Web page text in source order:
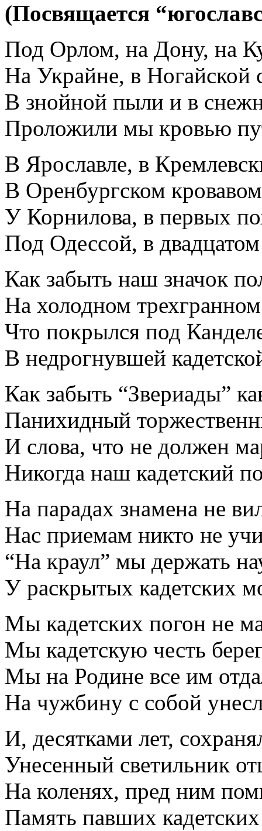
(Посвящается
Под Орлом, на Дону, на
На Украйне, в Ногайской
В знойной пыли и в
Проложили мы кровью
В Ярославле, в
В Оренбургском
У Корнилова, в первых
Под Одессой, в двадцатом
Как забыть наш значок
На холодном
Что покрылся под
В недрогнувшей
Как забыть “Звериады”
Панихидный
И слова, что не должен
Никогда наш кадетский
На парадах знамена не
Нас приемам никто не
“На краул” мы держать
У раскрытых кадетских
Мы кадетских погон не
Мы кадетскую честь
Мы на Родине все им
На чужбину с собой
И, десятками лет,
Унесенный светильник
На коленях, пред ним
Память павших